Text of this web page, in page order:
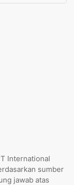
International
sumber
jawab atas